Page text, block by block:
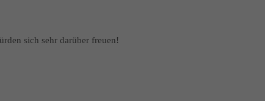
sich sehr darüber freuen!